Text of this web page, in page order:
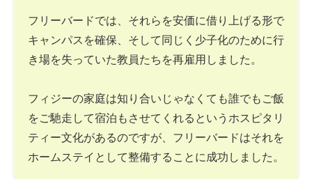
フリーバードでは、それらを安価に借り上げる形で
キャンパスを確保、そして同じく少子化のために行
き場を失っていた教員たちを再雇用しました。
フィジーの家庭は知り合いじゃなくても誰でもご飯
をご馳走して宿泊もさせてくれるというホスピタリ
ティー文化があるのですが、フリーバードはそれを
ホームステイとして整備することに成功しました。